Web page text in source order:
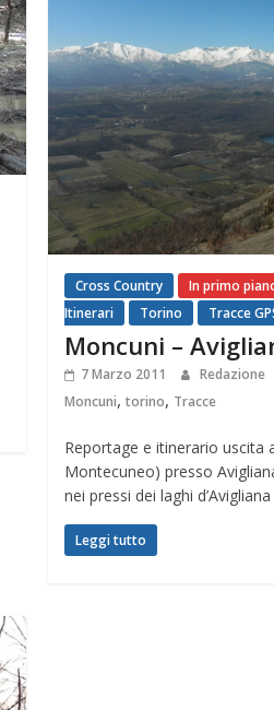
Cross Country In primo
Itinerari
Torino Tracce
Moncuni –
7 Marzo 2011 Redazione
Moncuni,torino, Tracce
Reportage e itinerario uscita
Montecuneo) presso
nei pressi dei laghi
Leggi tutto